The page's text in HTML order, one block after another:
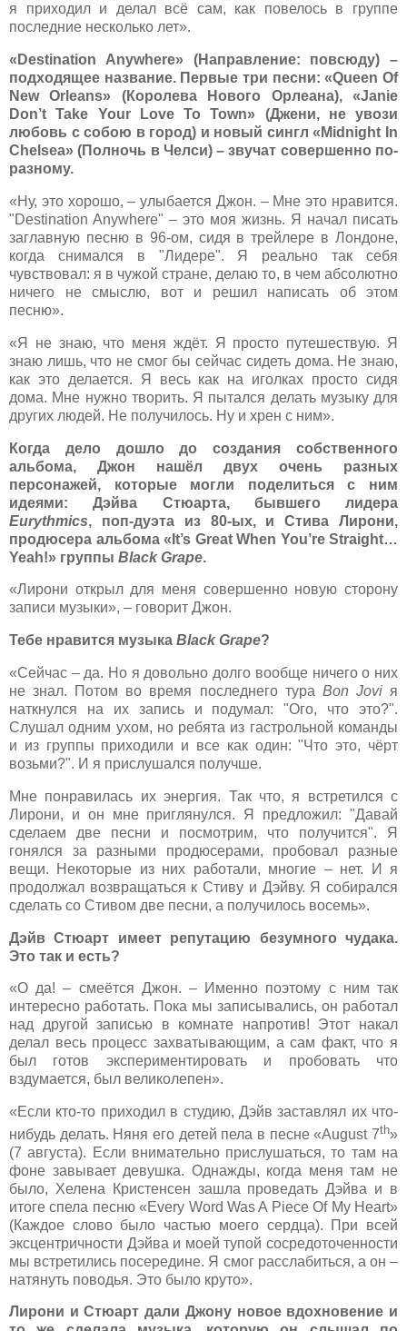
я приходил и делал всё сам, как повелось в группе
последние несколько лет».
«Destination Anywhere» (Направление: повсюду) –
подходящее название. Первые три песни: «Queen Of
New Orleans» (Королева Нового Орлеана), «Janie
Don’t Take Your Love To Town» (Джени, не увози
любовь с собою в город) и новый сингл «Midnight In
Chelsea» (Полночь в Челси) – звучат совершенно по-
разному.
«Ну, это хорошо, – улыбается Джон. – Мне это нравится.
"Destination Anywhere" – это моя жизнь. Я начал писать
заглавную песню в 96-ом, сидя в трейлере в Лондоне,
когда снимался в "Лидере". Я реально так себя
чувствовал: я в чужой стране, делаю то, в чем абсолютно
ничего не смыслю, вот и решил написать об этом
песню».
«Я не знаю, что меня ждёт. Я просто путешествую. Я
знаю лишь, что не смог бы сейчас сидеть дома. Не знаю,
как это делается. Я весь как на иголках просто сидя
дома. Мне нужно творить. Я пытался делать музыку для
других людей. Не получилось. Ну и хрен с ним».
Когда дело дошло до создания собственного
альбома, Джон нашёл двух очень разных
персонажей, которые могли поделиться с ним
идеями: Дэйва Стюарта, бывшего лидера
Eurythmics, поп-дуэта из 80-ых, и Стива Лирони,
продюсера альбома «It’s Great When You’re Straight…
Yeah!» группы Black Grape.
«Лирони открыл для меня совершенно новую сторону
записи музыки», – говорит Джон.
Тебе нравится музыка Black Grape?
«Сейчас – да. Но я довольно долго вообще ничего о них
не знал. Потом во время последнего тура Bon Joviя
наткнулся на их запись и подумал: "Ого, что это?".
Слушал одним ухом, но ребята из гастрольной команды
и из группы приходили и все как один: "Что это, чёрт
возьми?". И я прислушался получше.
Мне понравилась их энергия. Так что, я встретился с
Лирони, и он мне приглянулся. Я предложил: "Давай
сделаем две песни и посмотрим, что получится". Я
гонялся за разными продюсерами, пробовал разные
вещи. Некоторые из них работали, многие – нет. И я
продолжал возвращаться к Стиву и Дэйву. Я собирался
сделать со Стивом две песни, а получилось восемь».
Дэйв Стюарт имеет репутацию безумного чудака.
Это так и есть?
«О да! – смеётся Джон. – Именно поэтому с ним так
интересно работать. Пока мы записывались, он работал
над другой записью в комнате напротив! Этот накал
делал весь процесс захватывающим, а сам факт, что я
был готов экспериментировать и пробовать что
вздумается, был великолепен».
«Если кто-то приходил в студию, Дэйв заставлял их что-
нибудь делать. Няня его детей пела в песне «August 7th»
(7 августа). Если внимательно прислушаться, то там на
фоне завывает девушка. Однажды, когда меня там не
было, Хелена Кристенсен зашла проведать Дэйва и в
итоге спела песню «Every Word Was A Piece Of My Heart»
(Каждое слово было частью моего сердца). При всей
эксцентричности Дэйва и моей тупой сосредоточенности
мы встретились посередине. Я смог расслабиться, а он –
натянуть поводья. Это было круто».
Лирони и Стюарт дали Джону новое вдохновение и